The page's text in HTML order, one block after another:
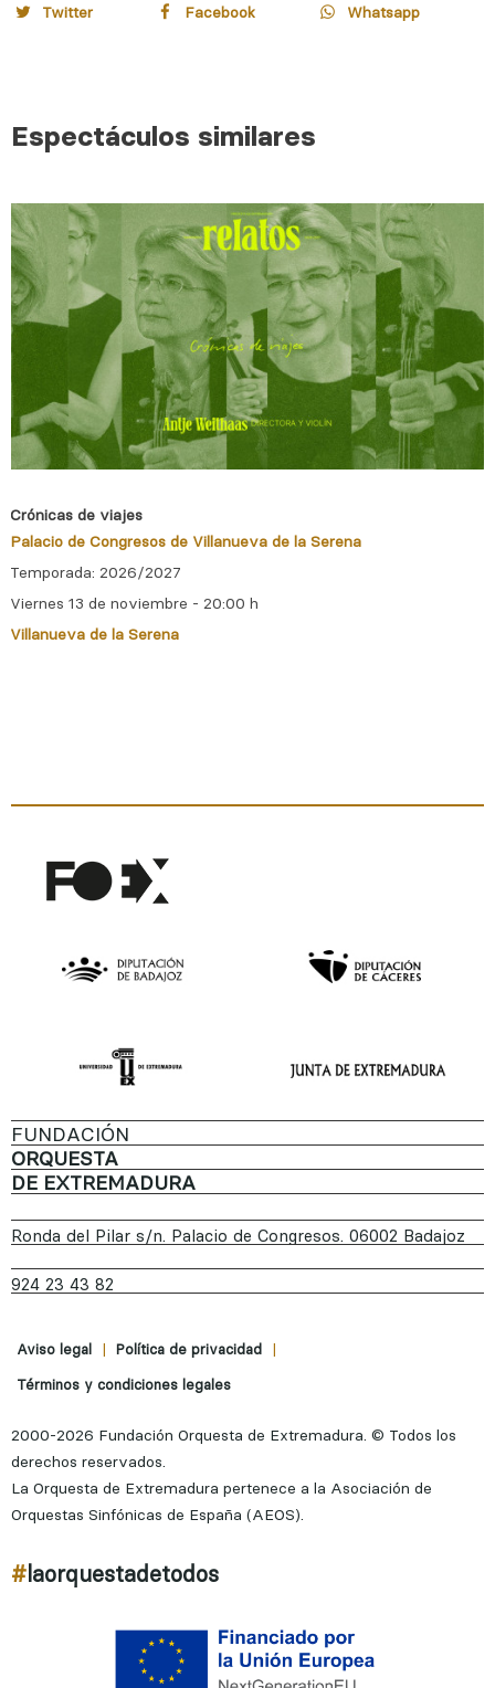
Twitter Facebook Whatsapp
Espectáculos similares
Crónicas de viajes
Palacio de Congresos de Villanueva de la Serena
Temporada: 2026/2027
Viernes 13 de noviembre - 20:00 h
Villanueva de la Serena
FUNDACIÓN
ORQUESTA
DE EXTREMADURA
Ronda del Pilar s/n. Palacio de Congresos. 06002 Badajoz
924 23 43 82
Aviso legal | Política de privacidad |
Términos y condiciones legales
2000-2026 Fundación Orquesta de Extremadura. © Todos los
derechos reservados.
La Orquesta de Extremadura pertenece a la Asociación de
Orquestas Sinfónicas de España (AEOS).
#laorquestadetodos